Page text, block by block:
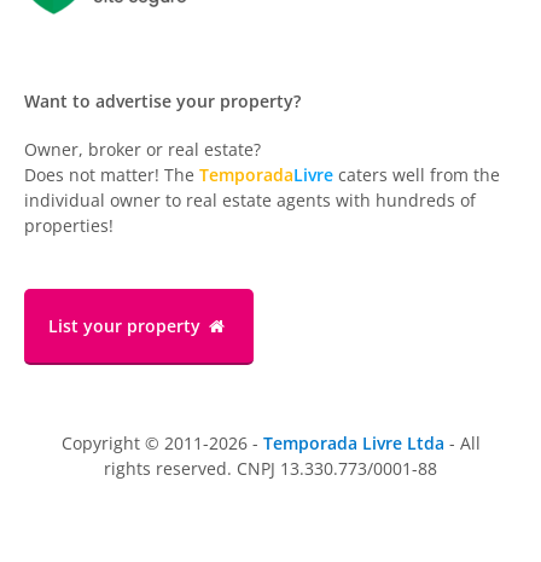
Want to advertise your property?
Owner, broker or real estate?
Does not matter! The TemporadaLivre caters well from the
individual owner to real estate agents with hundreds of
properties!
List your property
Copyright © 2011-2026 - Temporada Livre Ltda - All
rights reserved. CNPJ 13.330.773/0001-88